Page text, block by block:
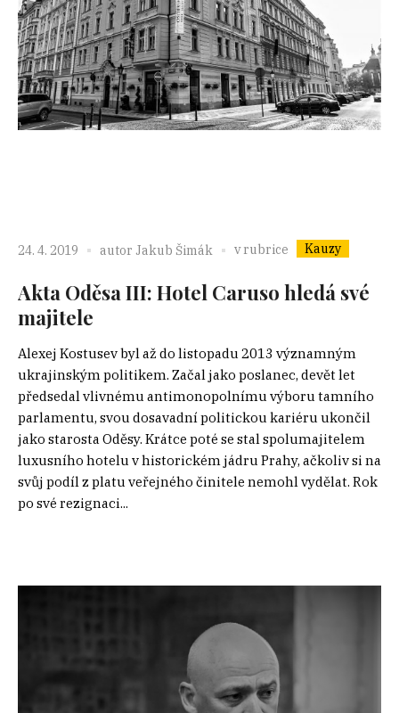
24. 4. 2019 autor Jakub Šimák v rubrice Kauzy
Akta Oděsa III: Hotel Caruso hledá své
majitele
Alexej Kostusev byl až do listopadu 2013 významným
ukrajinským politikem. Začal jako poslanec, devět let
předsedal vlivnému antimonopolnímu výboru tamního
parlamentu, svou dosavadní politickou kariéru ukončil
jako starosta Oděsy. Krátce poté se stal spolumajitelem
luxusního hotelu v historickém jádru Prahy, ačkoliv si na
svůj podíl z platu veřejného činitele nemohl vydělat. Rok
po své rezignaci...